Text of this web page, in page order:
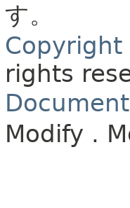
す。
Copyright
rights
Modify .